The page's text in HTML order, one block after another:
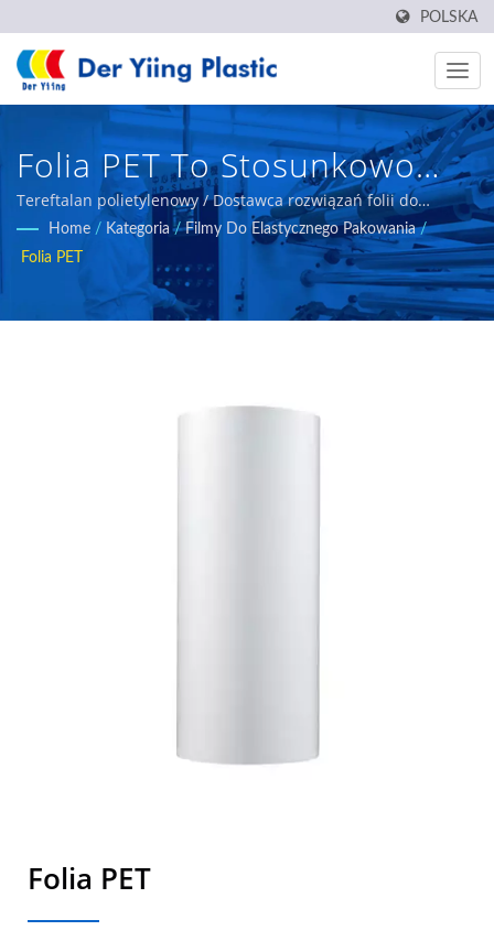
POLSKA
Folia PET To Stosunkowo
Wszechstronna Folia
Pakowa. / Dostawca
Rozwiązań Folii Do
Tereftalan polietylenowy / Dostawca rozwiązań folii do
opakowań elastycznych - Der Yiing Plastic
Home / Kategoria / Filmy Do Elastycznego Pakowania /
Folia PET
Folia PET